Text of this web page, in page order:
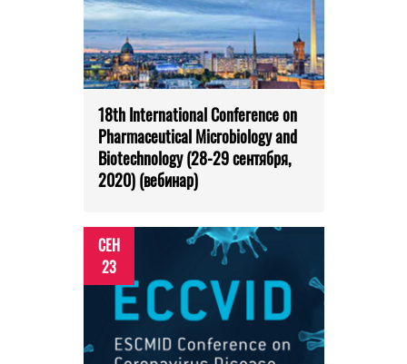
18th International Conference on
Pharmaceutical Microbiology and
Biotechnology (28-29 сентября,
2020) (вебинар)
СЕН
23